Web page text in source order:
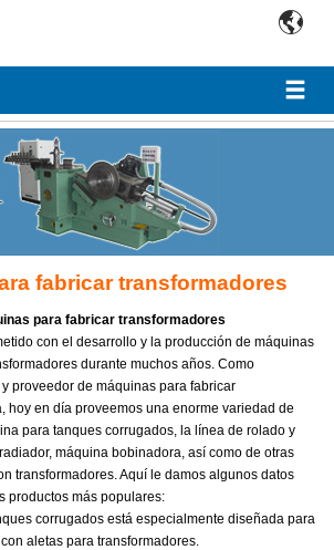

fabricar transformadores
para fabricar transformadores
con el desarrollo y la producción de máquinas
durante muchos años. Como
proveedor de máquinas para fabricar
hoy en día proveemos una enorme variedad de
para tanques corrugados, la línea de rolado y
máquina bobinadora, así como de otras
transformadores. Aquí le damos algunos datos
productos más populares:
corrugados está especialmente diseñada para
aletas para transformadores.